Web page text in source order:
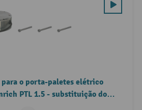
o porta-paletes elétrico
PTL 1.5 - substituição do